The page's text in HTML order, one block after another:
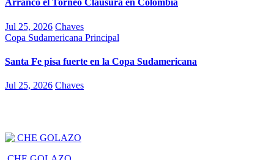
Arrancó el Torneo Clausura en Colombia
Jul 25, 2026 Chaves
Copa Sudamericana Principal
Santa Fe pisa fuerte en la Copa Sudamericana
Jul 25, 2026 Chaves